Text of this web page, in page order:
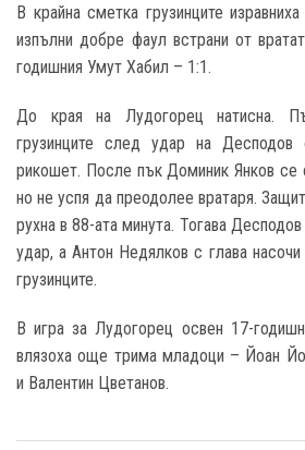
В крайна сметка грузинците
изпълни добре фаул встрани от
годишния Умут Хабил – 1:1.
До края на Лудогорец натисна.
грузинците след удар на
рикошет. После пък Доминик Янков се
но не успя да преодолее вратаря.
рухна в 88-ата минута. Тогава
удар, а Антон Недялков с глава насочи
грузинците.
В игра за Лудогорец освен 17-
влязоха още трима младоци – Йоан
и Валентин Цветанов.